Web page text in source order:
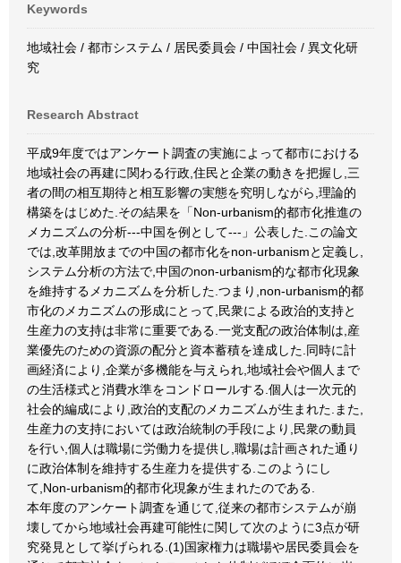
Keywords
地域社会 / 都市システム / 居民委員会 / 中国社会 / 異文化研
究
Research Abstract
平成9年度ではアンケート調査の実施によって都市における
地域社会の再建に関わる行政,住民と企業の動きを把握し,三
者の間の相互期待と相互影響の実態を究明しながら,理論的
構築をはじめた.その結果を「Non-urbanism的都市化推進の
メカニズムの分析---中国を例として---」公表した.この論文
では,改革開放までの中国の都市化をnon-urbanismと定義し,
システム分析の方法で,中国のnon-urbanism的な都市化現象
を維持するメカニズムを分析した.つまり,non-urbanism的都
市化のメカニズムの形成にとって,民衆による政治的支持と
生産力の支持は非常に重要である.一党支配の政治体制は,産
業優先のための資源の配分と資本蓄積を達成した.同時に計
画経済により,企業が多機能を与えられ,地域社会や個人まで
の生活様式と消費水準をコンドロールする.個人は一次元的
社会的編成により,政治的支配のメカニズムが生まれた.また,
生産力の支持においては政治統制の手段により,民衆の動員
を行い,個人は職場に労働力を提供し,職場は計画された通り
に政治体制を維持する生産力を提供する.このようにし
て,Non-urbanism的都市化現象が生まれたのである.
本年度のアンケート調査を通じて,従来の都市システムが崩
壊してから地域社会再建可能性に関して次のように3点が研
究発見として挙げられる.(1)国家権力は職場や居民委員会を